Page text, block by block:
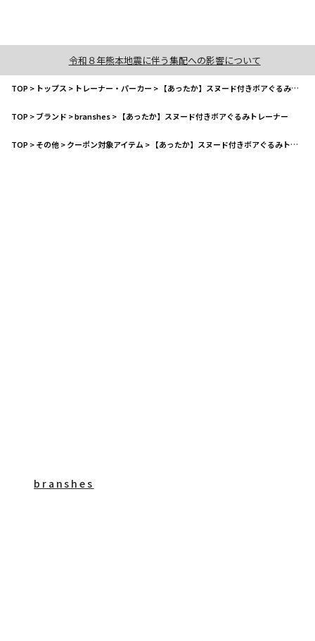
令和８年熊本地震に伴う集配への影響について
TOP> トップス > トレーナー・パーカー > 【あったか】スヌード付きボアぐるみトレーナー
TOP>ブランド >branshes> 【あったか】スヌード付きボアぐるみトレーナー
TOP>その他>クーポン対象アイテム > 【あったか】スヌード付きボアぐるみトレーナー
branshes